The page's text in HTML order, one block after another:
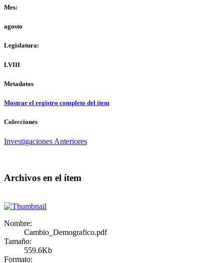
Mes:
agosto
Legislatura:
LVIII
Metadatos
Mostrar el registro completo del ítem
Colecciones
Investigaciones Anteriores
Archivos en el ítem
Nombre:
Cambio_Demografico.pdf
Tamaño:
559.6Kb
Formato: